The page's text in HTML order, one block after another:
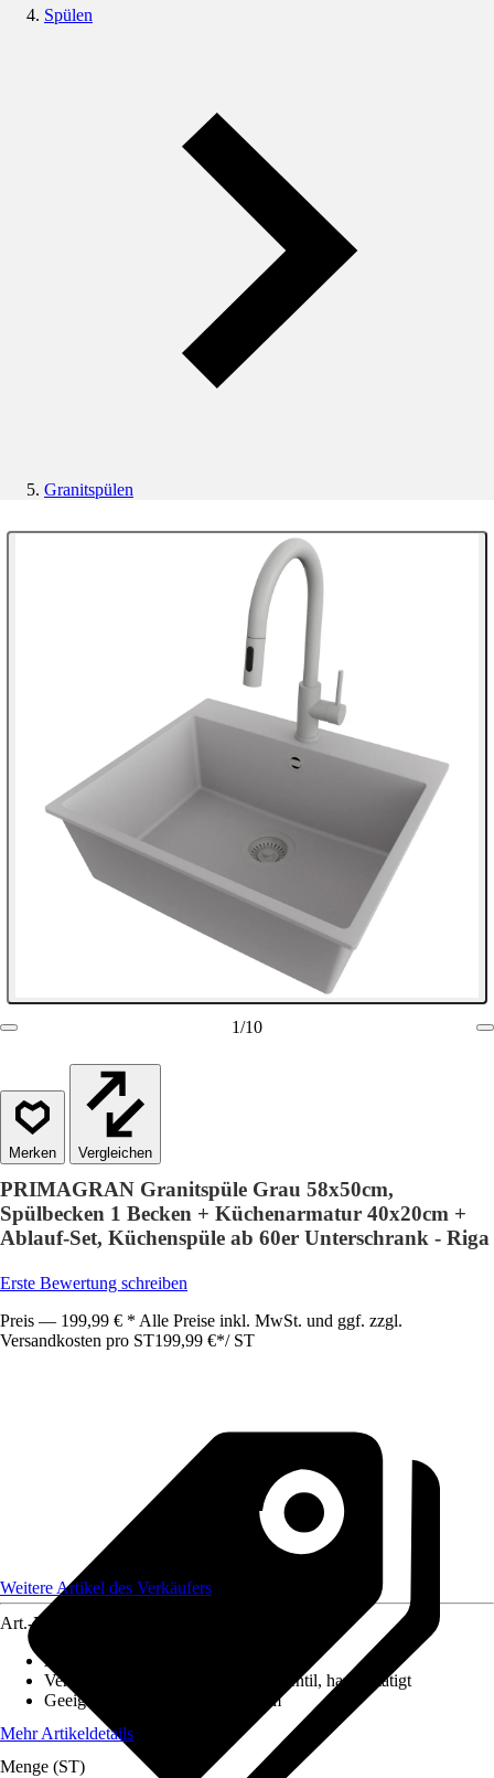
Spülen
Granitspülen
1/10
Vergleichen
PRIMAGRAN Granitspüle Grau 58x50cm,
Spülbecken 1 Becken + Küchenarmatur 40x20cm +
Ablauf-Set, Küchenspüle ab 60er Unterschrank - Riga
Erste Bewertung schreiben
Preis — 199,99 € * Alle Preise inkl. MwSt. und ggf. zzgl.
Versandkosten pro ST199,99 €*/ ST
Weitere Artikel des Verkäufers
Art.-Nr.
Ausführung
Ventilausstattung
3 ½" Körbchenventil, handbetätigt
Geeignet für
Unterschrank 60 cm
Mehr Artikeldetails
Menge (ST)